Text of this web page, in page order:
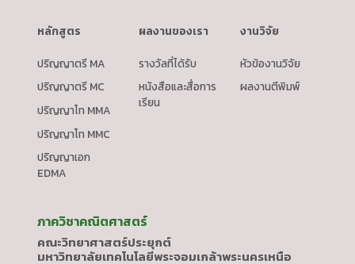
หลักสูตร
ปริญญาตรี MA
ปริญญาตรี MC
ปริญญาโท MMA
ปริญญาโท MMC
ปริญญาเอก
EDMA
ผลงานของเรา
รางวัลที่ได้รับ
หนังสือและสื่อการ
เรียน
งานวิจัย
หัวข้องานวิจัย
ผลงานตีพิมพ์
ภาควิชาคณิตศาสตร์
คณะวิทยาศาสตร์ประยุกต์
มหาวิทยาลัยเทคโนโลยีพระจอมเกล้าพระนครเหนือ